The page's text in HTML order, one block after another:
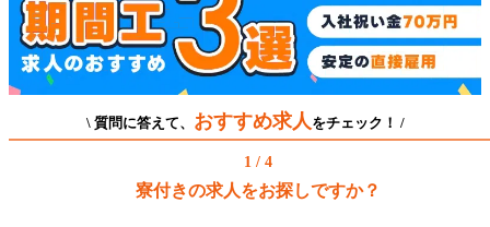
\ 質問に答えて、 おすすめ求人 をチェック！ /
1 / 4
寮付きの求人をお探しですか？